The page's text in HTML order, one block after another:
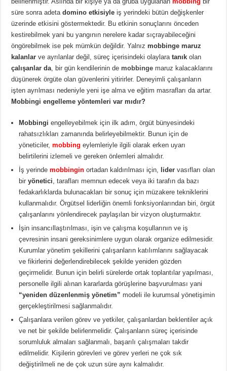
süre sonra adetadomino etkisiyle iş yerindeki bütün değişkenler
üzerinde etkisini göstermektedir. Bu etkinin sonuçlarını önceden
kestirebilmek yani bu yangının nerelere kadar sıçrayabileceğini
öngörebilmek ise pek mümkün değildir. Yalnızmobbinge maruz
kalanlar ve ayrılanlar değil, süreç içerisindeki olaylaratanık olan
çalışanlar da, bir gün kendilerinin de mobbinge maruz kalacaklarını
düşünerek örgüte olan güvenlerini yitirirler. Deneyimli çalışanların
işten ayrılması nedeniyle yeni işe alma ve eğitim masrafları da artar.
Mobbingi engelleme yöntemleri var mıdır?
Mobbingi engelleyebilmek için ilk adım, örgüt bünyesindeki
rahatsızlıkları zamanında belirleyebilmektir. Bunun için de
yöneticiler,mobbing eylemleriyle ilgili olarak erken uyarı
belirtilerini izlemeli ve gereken önlemleri almalıdır.
İş yerindemobbingin ortadan kaldırılması için, lider vasıfları olan
biryönetici, tarafları memnun edecek veya iki tarafın da bazı
fedakarlıklarda bulunacakları bir sonuç için müzakere tekniklerini
kullanmalıdır. Örgütsel liderliğin önemli fonksiyonlarından biri, örgüt
çalışanlarını yönlendirecek paylaşılan bir vizyon oluşturmaktır.
İşin insancıllaştırılması, işin ve çalışma koşullarının ve iş
çevresinin insani gereksinimlere uygun olarak organize edilmesidir.
Kurumlar yönetim şekillerini çalışanların katılımlarını sağlayacak
ve fikirlerini değerlendirebilecek şekilde yeniden gözden
geçirmelidir. Bunun için belirli sürelerde ortak toplantılar yapılması,
personelle ilgili alınan kararlarda görüşlerine başvurulması yani
“yeniden düzenlenmiş yönetim” modeli ile kurumsal yönetişimin
gerçekleştirilmesi sağlanmalıdır.
Çalışanlara verilen görev ve yetkiler, çalışanlardan beklentiler açık
ve net bir şekilde belirlenmelidir. Çalışanların süreç içerisinde
sorumluluk almaları sağlanmalı, başarılı çalışmaları takdir
edilmelidir. Kişilerin görevleri ve görev yerleri ne çok sık
değiştirilmeli ne de çok uzun süre aynı kalmalıdır.